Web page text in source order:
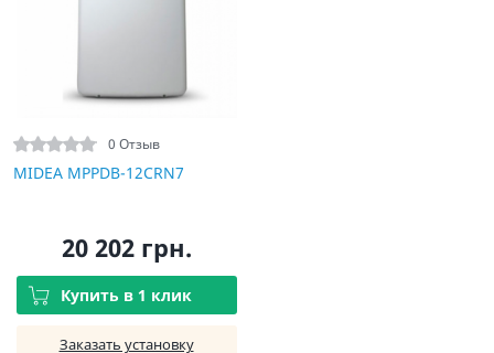
0 Отзыв
MIDEA MPPDB-12CRN7
20 202 грн.
Купить в 1 клик
Заказать установку